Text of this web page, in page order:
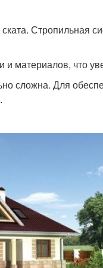
Стропильная
материалов, что
сложна. Для